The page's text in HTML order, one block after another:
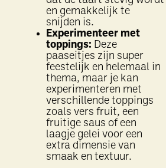
en gemakkelijk te
snijden is.
Experimenteer met
toppings: Deze
paaseitjes zijn super
feestelijk en helemaal in
thema, maar je kan
experimenteren met
verschillende toppings
zoals vers fruit, een
fruitige saus of een
laagje gelei voor een
extra dimensie van
smaak en textuur.